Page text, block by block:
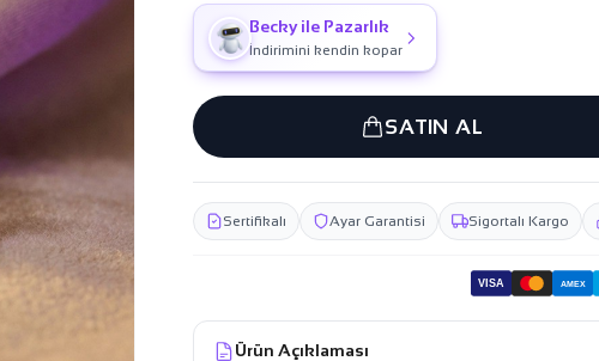
Becky ile Pazarlık
İndirimini kendin kopar
SATIN AL
Sertifikalı Ayar Garantisi Sigortalı Kargo
VISA AMEX
Ürün Açıklaması